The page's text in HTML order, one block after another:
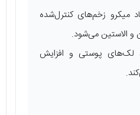
میکرو زخم‌های کنترل‌شده
و الاستین می‌شود.
لک‌های پوستی و افزایش